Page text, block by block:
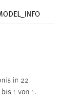
in 22
1 von 1.
Funktion der